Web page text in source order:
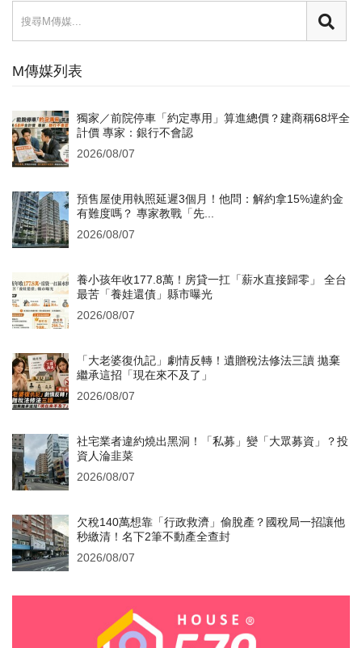
M傳媒列表
獨家／前院停車「約定專用」算進總價？建商稱68坪全
計價 專家：銀行不會認
2026/08/07
預售屋使用執照延遲3個月！他問：解約拿15%違約金
有難度嗎？ 專家教戰「先...
2026/08/07
養小孩年收177.8萬！房貸一扛「薪水直接歸零」 全台
最苦「養娃還債」縣市曝光
2026/08/07
「大老婆復仇記」劇情反轉！遺贈稅法修法三讀 拋棄
繼承這招「現在來不及了」
2026/08/07
社宅業者違約燒出黑洞！「私募」變「大眾募資」？投
資人淪韭菜
2026/08/07
欠稅140萬想靠「行政救濟」偷脫產？國稅局一招讓他
秒繳清！名下2筆不動產全查封
2026/08/07